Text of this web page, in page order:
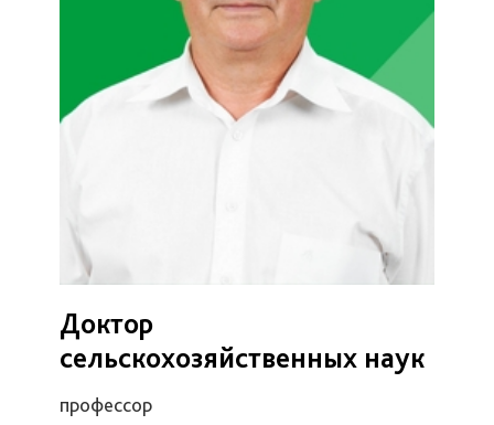
Доктор
сельскохозяйственных наук
профессор